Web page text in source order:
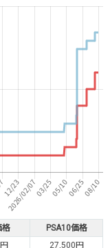
格
PSA10価格
27,500円